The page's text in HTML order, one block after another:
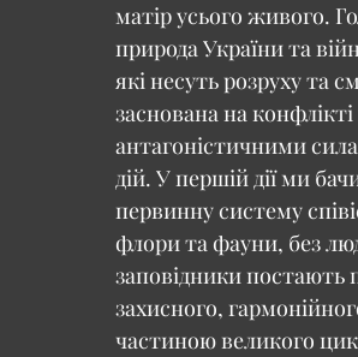
матір усього живого.
природа України та
які несуть розруху та
заснована на
антагоністичними
дій. У першій дії ми
первинну систему
флори та фауни, без
заповідники постають
захисного,
частиною великого